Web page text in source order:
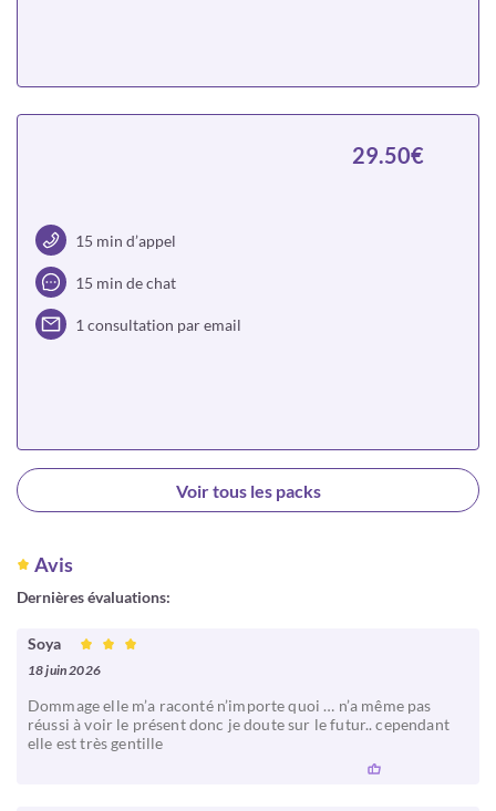
15 min d’appel
15 min de chat
1 consultation par email
29.50€
Choisir
Voir tous les packs
Avis
Dernières évaluations:
Soya
18 juin 2026
Dommage elle m’a raconté n’importe quoi … n’a même pas
réussi à voir le présent donc je doute sur le futur.. cependant
elle est très gentille